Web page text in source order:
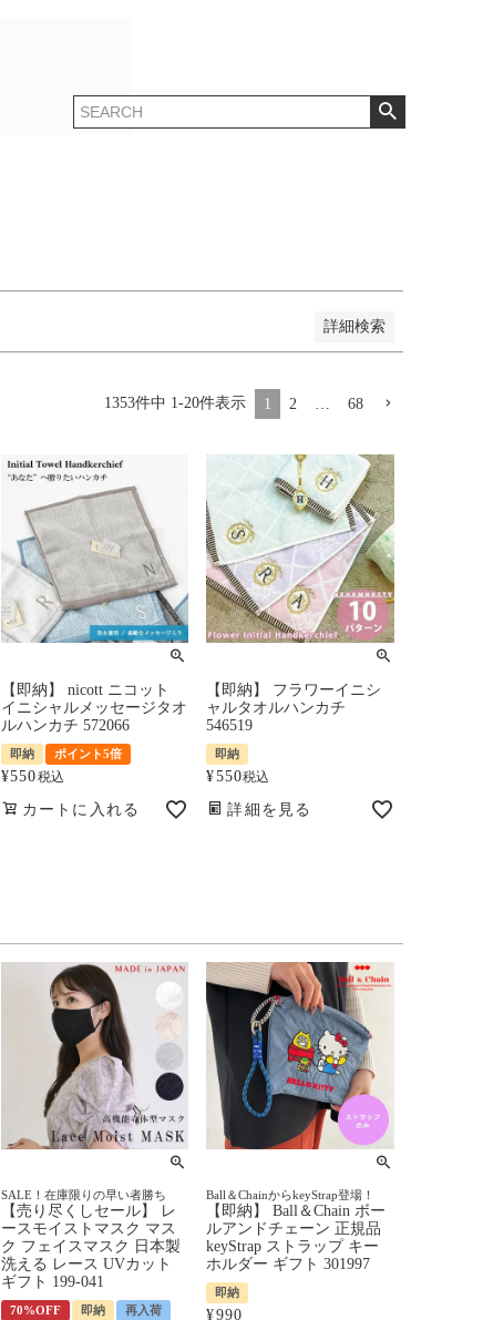
詳細検索
価格が安い順
価格が高い順
レビュー順 キーワードヒット順
1353件中 1-20件表示 1 2 68
【即納】 nicott ニコット
イニシャルメッセージタオ
ルハンカチ 572066
即納 ポイント5倍
¥550税込
カートに入れる
【即納】 フラワーイニシ
ャルタオルハンカチ
546519
即納
¥550税込
詳細を見る
SALE！在庫限りの早い者勝ち
【売り尽くしセール】 レ
ースモイストマスク マス
ク フェイスマスク 日本製
洗える レース UVカット
ギフト 199-041
70%OFF 即納 再入荷
Ball＆ChainからkeyStrap登場！
【即納】 Ball＆Chain ボー
ルアンドチェーン 正規品
keyStrap ストラップ キー
ホルダー ギフト 301997
即納
¥990